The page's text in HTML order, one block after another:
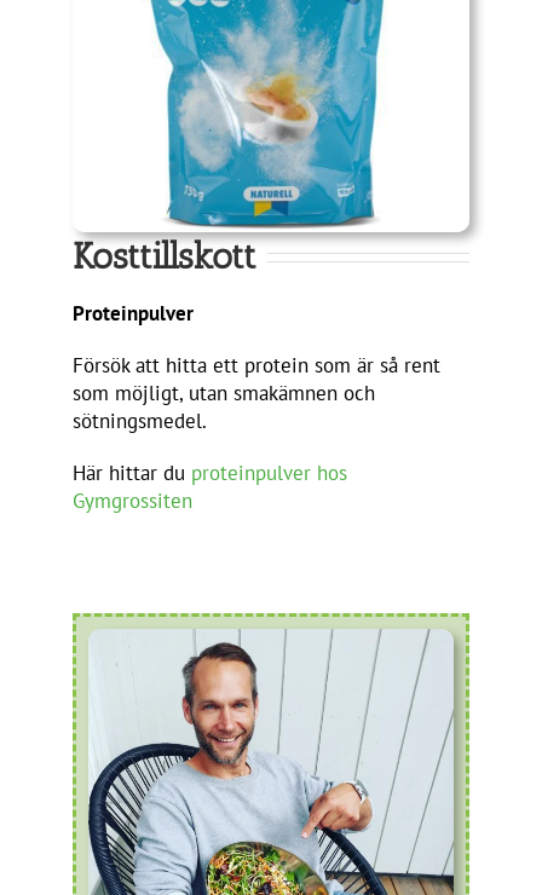
Kosttillskott
Proteinpulver
Försök att hitta ett protein som är så rent
som möjligt, utan smakämnen och
sötningsmedel.
Här hittar du proteinpulver hos
Gymgrossiten